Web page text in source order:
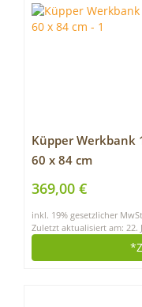
Küpper Werkbank
60 x 84 cm
369,00 €
inkl. 19% gesetzlicher
Zuletzt aktualisiert am: 22.